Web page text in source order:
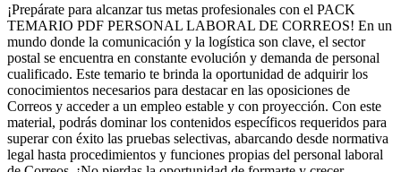
¡Prepárate para alcanzar tus metas profesionales con el PACK
TEMARIO PDF PERSONAL LABORAL DE CORREOS! En un
mundo donde la comunicación y la logística son clave, el sector
postal se encuentra en constante evolución y demanda de personal
cualificado. Este temario te brinda la oportunidad de adquirir los
conocimientos necesarios para destacar en las oposiciones de
Correos y acceder a un empleo estable y con proyección. Con este
material, podrás dominar los contenidos específicos requeridos para
superar con éxito las pruebas selectivas, abarcando desde normativa
legal hasta procedimientos y funciones propias del personal laboral